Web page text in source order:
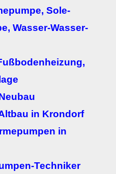
Sole-
Wasser-Wasser-
in Krondorf
in
Techniker